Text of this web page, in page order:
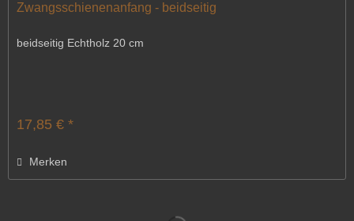
Zwangsschienenanfang - beidseitig
beidseitig Echtholz 20 cm
17,85 € *
Merken